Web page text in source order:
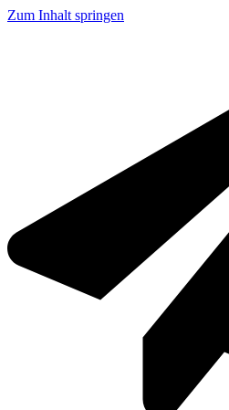
Zum Inhalt springen